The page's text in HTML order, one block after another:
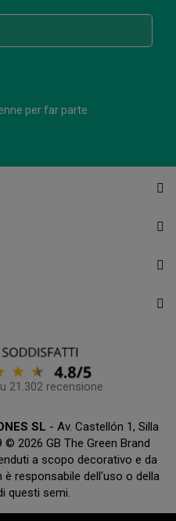
per far parte
21.302 recensione
SL - Av. Castellón 1, Silla
2026 GB The Green Brand
a scopo decorativo e da
responsabile dell'uso o della
questi semi.